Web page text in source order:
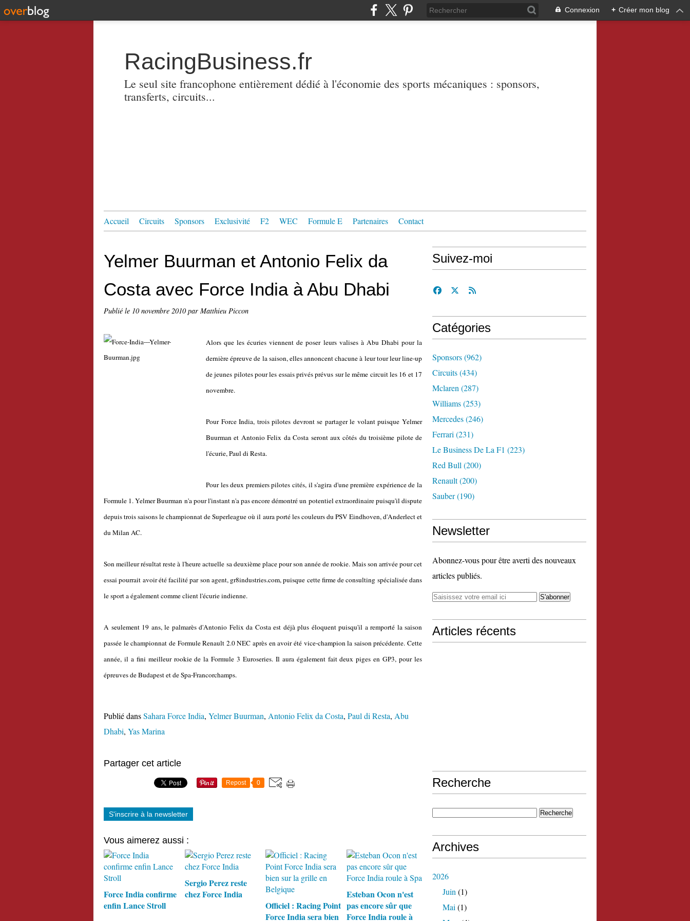
Connexion + Créer mon blog
RacingBusiness.fr
Le seul site francophone entièrement dédié à l'économie des sports mécaniques : sponsors,
transferts, circuits...
Accueil Circuits Sponsors Exclusivité F2 WEC Formule E Partenaires Contact
Yelmer Buurman et Antonio Felix da
Costa avec Force India à Abu Dhabi
Publié le 10 novembre 2010par Matthieu Piccon
Alors que les écuries viennent de poser leurs valises à Abu Dhabi pour la
dernière épreuve de la saison, elles annoncent chacune à leur tour leur line-up
de jeunes pilotes pour les essais privés prévus sur le même circuit les 16 et 17
novembre.
Pour Force India, trois pilotes devront se partager le volant puisque Yelmer
Buurman et Antonio Felix da Costa seront aux côtés du troisième pilote de
l'écurie, Paul di Resta.
Pour les deux premiers pilotes cités, il s'agira d'une première expérience de la
Formule 1. Yelmer Buurman n'a pour l'instant n'a pas encore démontré un potentiel extraordinaire puisqu'il dispute
depuis trois saisons le championnat de Superleague où il aura porté les couleurs du PSV Eindhoven, d'Anderlect et
du Milan AC.
Son meilleur résultat reste à l'heure actuelle sa deuxième place pour son année de rookie. Mais son arrivée pour cet
essai pourrait avoir été facilité par son agent, gr8industries.com, puisque cette firme de consulting spécialisée dans
le sport a également comme client l'écurie indienne.
A seulement 19 ans, le palmarès d'Antonio Felix da Costa est déjà plus éloquent puisqu'il a remporté la saison
passée le championnat de Formule Renault 2.0 NEC après en avoir été vice-champion la saison précédente. Cette
année, il a fini meilleur rookie de la Formule 3 Euroseries. Il aura également fait deux piges en GP3, pour les
épreuves de Budapest et de Spa-Francorchamps.
Publié dansSahara Force India, Yelmer Buurman, Antonio Felix da Costa, Paul di Resta, Abu
Dhabi, Yas Marina
Partager cet article
Repost 0
S'inscrire à la newsletter
Vous aimerez aussi :
Force India confirme
enfin Lance Stroll
Sergio Perez reste
chez Force India
Officiel : Racing Point
Force India sera bien
Esteban Ocon n'est
pas encore sûr que
Force India roule à
Suivez-moi
Catégories
Sponsors(962)
Circuits(434)
Mclaren (287)
Williams(253)
Mercedes(246)
Ferrari (231)
Le Business De La F1 (223)
Red Bull (200)
Renault(200)
Sauber(190)
Newsletter
Abonnez-vous pour être averti des nouveaux
articles publiés.
Articles récents
Recherche
Archives
2026
Juin (1)
Mai (1)